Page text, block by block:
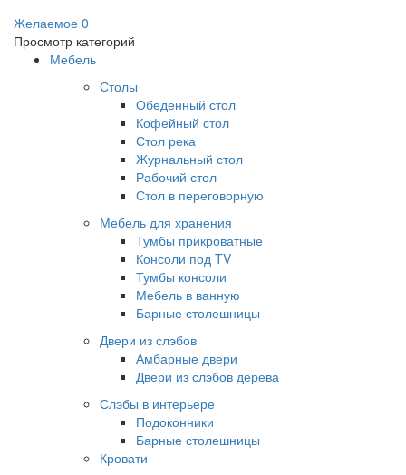
Желаемое 0
Просмотр категорий
Мебель
Столы
Обеденный стол
Кофейный стол
Стол река
Журнальный стол
Рабочий стол
Стол в переговорную
Мебель для хранения
Тумбы прикроватные
Консоли под TV
Тумбы консоли
Мебель в ванную
Барные столешницы
Двери из слэбов
Амбарные двери
Двери из слэбов дерева
Слэбы в интерьере
Подоконники
Барные столешницы
Кровати